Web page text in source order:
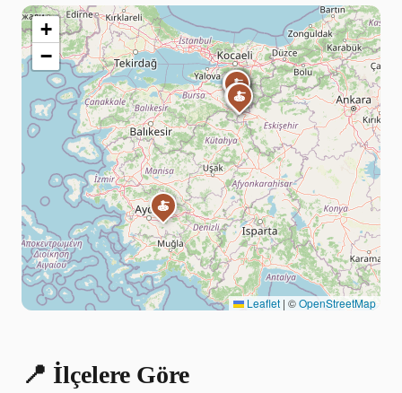
🍝
🍝
🍝
🍝
🍝
🍝
🍝
🍝
🍝
+
−
Leaflet | ©OpenStreetMap
📍 İlçelere Göre